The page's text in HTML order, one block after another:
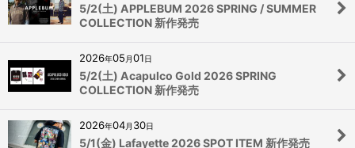
5/2(土) APPLEBUM 2026 SPRING / SUMMER
COLLECTION 新作発売
2026年05 月01日
5/2(土) Acapulco Gold 2026 SPRING
COLLECTION 新作発売
2026年04月 30日
5/1(金) Lafayette 2026 SPOT ITEM 新作発売